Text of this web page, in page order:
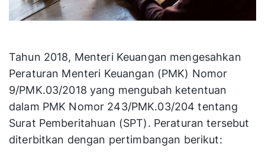
Tahun 2018, Menteri Keuangan mengesahkan
Peraturan Menteri Keuangan (PMK) Nomor
9/PMK.03/2018 yang mengubah ketentuan
dalam PMK Nomor 243/PMK.03/204 tentang
Surat Pemberitahuan (SPT). Peraturan tersebut
diterbitkan dengan pertimbangan berikut: